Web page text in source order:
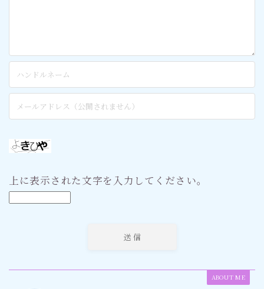
上に表示された文字を入力してください。
ABOUT ME